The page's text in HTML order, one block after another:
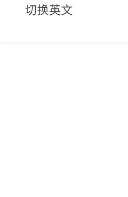
切换英文